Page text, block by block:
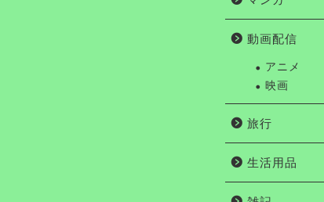
動画配信
アニメ
映画
旅行
生活用品